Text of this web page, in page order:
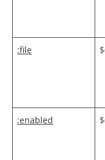
:file
:enabled